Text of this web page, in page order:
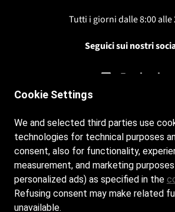
Tutti i giorni dalle 8:00 alle
Seguici sui nostri
Facebook
Contatti
+39 347 9431129 Armando per
+39 340 5693632 Alessandra per
Cookie Settings
We and selected third parties use
technologies for technical purposes
consent, also for functionality,
measurement, and marketing
personalized ads) as specified in the
Refusing consent may make related
unavailable.